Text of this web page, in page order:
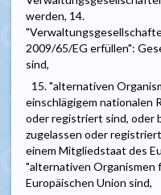
werden, 14.
2009/65/EG erfüllen":
sind,
15. "alternativen
einschlägigem nationalen
oder registriert sind, oder
zugelassen oder
einem Mitgliedstaat des
"alternativen Organismen
Europäischen Union sind,